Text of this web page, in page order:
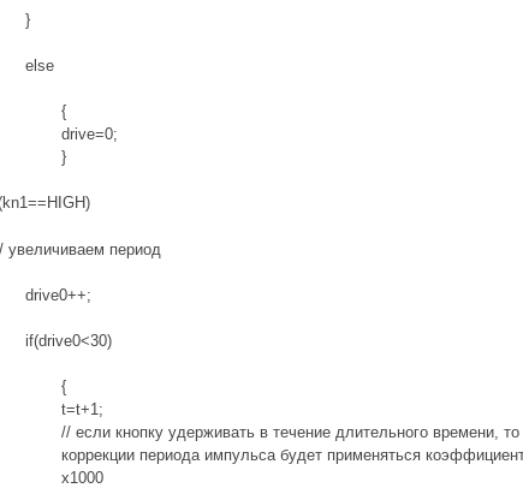
}
else
{
drive=0;
}
увеличиваем период
drive0++;
if(drive0<30)
{
t=t+1;
// если кнопку удерживать в течение длительного времени, то
коррекции периода импульса будет применяться
x1000